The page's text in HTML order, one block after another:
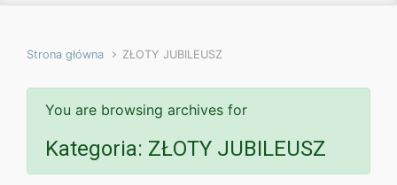
Strona główna ZŁOTY JUBILEUSZ
You are browsing archives for
Kategoria: ZŁOTY JUBILEUSZ